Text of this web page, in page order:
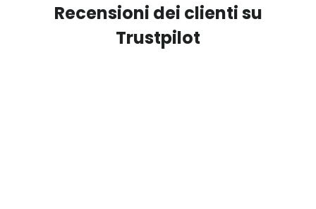
Recensioni dei clienti su
Trustpilot